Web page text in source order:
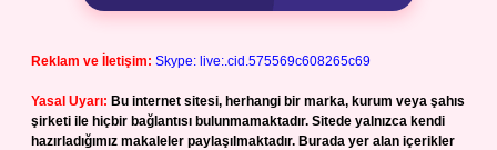
Reklam ve İletişim: Skype: live:.cid.575569c608265c69
Yasal Uyarı: Bu internet sitesi, herhangi bir marka, kurum veya şahıs
şirketi ile hiçbir bağlantısı bulunmamaktadır. Sitede yalnızca kendi
hazırladığımız makaleler paylaşılmaktadır. Burada yer alan içerikler